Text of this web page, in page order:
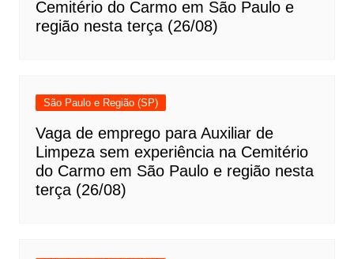
Cemitério do Carmo em São Paulo e
região nesta terça (26/08)
São Paulo e Região (SP)
Vaga de emprego para Auxiliar de
Limpeza sem experiência na Cemitério
do Carmo em São Paulo e região nesta
terça (26/08)